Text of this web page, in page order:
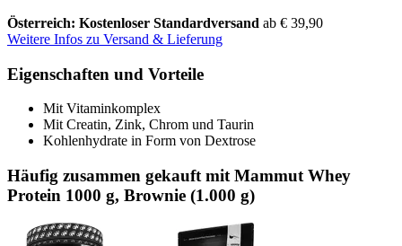
Österreich: Kostenloser Standardversand ab € 39,90
Weitere Infos zu Versand & Lieferung
Eigenschaften und Vorteile
Mit Vitaminkomplex
Mit Creatin, Zink, Chrom und Taurin
Kohlenhydrate in Form von Dextrose
Häufig zusammen gekauft mit Mammut Whey
Protein 1000 g, Brownie (1.000 g)